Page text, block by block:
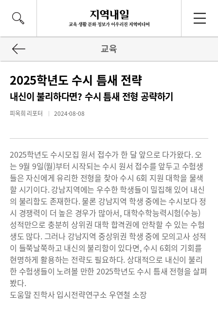
교육
2025학년도 수시 틈새 전략
내신이 불리하다면? 수시 틈새 전형 공략하기
피옥희 리포터 2024-08-08
2025학년도 수시모집 원서 접수가 한 달 앞으로 다가왔다. 오
는 9월 9일(월)부터 시작되는 수시 원서 접수를 앞두고 수험생
들은 자신에게 유리한 전형을 찾아 수시 6회 지원 대학을 물색
할 시기이다. 강남지역에는 우수한 학생들이 밀집해 있어 내신
의 불리함도 존재한다. 물론 강남지역 학생 중에는 수시보다 정
시 경쟁력이 더 높은 경우가 많아서, 대학수학능력시험(수능)
성적만으로 충분히 상위권 대학 합격권에 안착할 수 있는 수험
생도 많다. 그러나 강남지역 중상위권 학생 중에 모의고사 성적
이 들쭉날쭉하고 내신의 불리함이 있다면, 수시 6회의 기회를
현명하게 활용하는 전략도 필요하다. 상대적으로 내신이 불리
한 수험생들이 노려볼 만한 2025학년도 수시 틈새 전형을 살펴
봤다.
도움말 진학사 입시전략연구소 우연철 소장